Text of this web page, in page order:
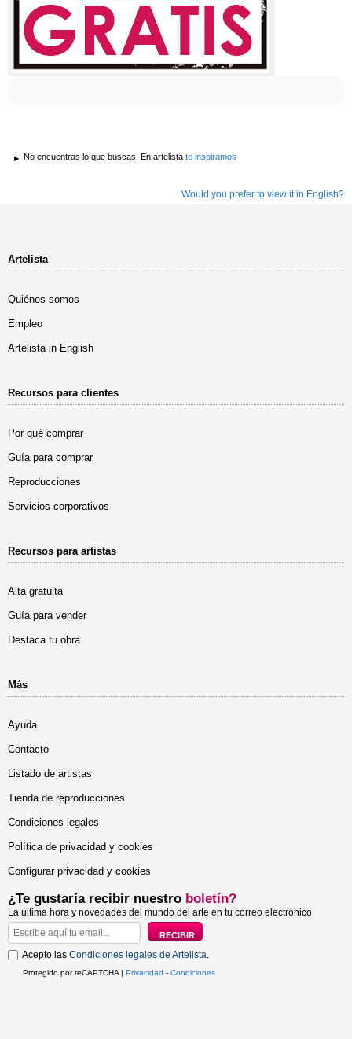
No encuentras lo que buscas. En artelista te inspiramos
Would you prefer to view it in English?
Artelista
Quiénes somos
Empleo
Artelista in English
Recursos para clientes
Por qué comprar
Guía para comprar
Reproducciones
Servicios corporativos
Recursos para artistas
Alta gratuita
Guía para vender
Destaca tu obra
Más
Ayuda
Contacto
Listado de artistas
Tienda de reproducciones
Condiciones legales
Política de privacidad y cookies
Configurar privacidad y cookies
¿Te gustaría recibir nuestro boletín?
La última hora y novedades del mundo del arte en tu correo electrónico
Acepto las Condiciones legales de Artelista.
Protegido por reCAPTCHA | Privacidad - Condiciones